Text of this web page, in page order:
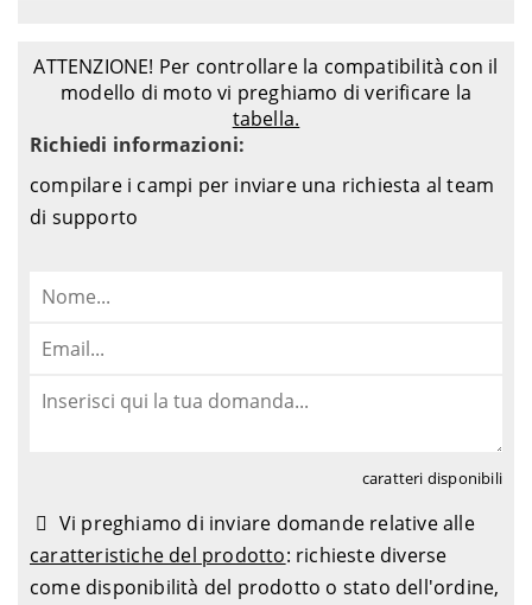
ATTENZIONE! Per controllare la compatibilità con il
modello di moto vi preghiamo di verificare la
tabella.
Richiedi informazioni:
compilare i campi per inviare una richiesta al team
di supporto
caratteri disponibili
Vi preghiamo di inviare domande relative alle
caratteristiche del prodotto: richieste diverse
come disponibilità del prodotto o stato dell'ordine,